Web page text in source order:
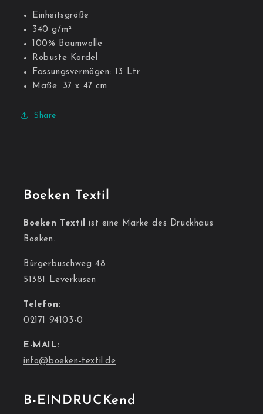
Einheitsgröße
340 g/m²
100% Baumwolle
Robuste Kordel
Fassungsvermögen: 13 Ltr
Maße: 37 x 47 cm
Share
Boeken Textil
Boeken Textil ist eine Marke des Druckhaus
Boeken.
Bürgerbuschweg 48
51381 Leverkusen
Telefon:
02171 94103-0
E-MAIL:
info@boeken-textil.de
B-EINDRUCKend